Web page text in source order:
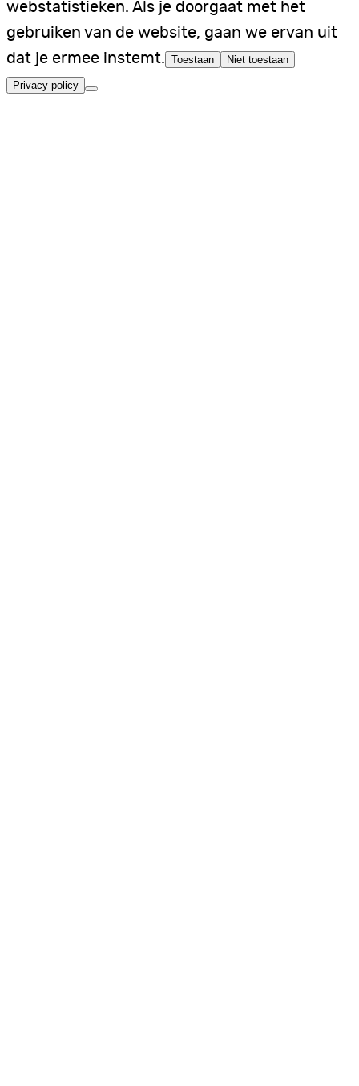
webstatistieken. Als je doorgaat met het
gebruiken van de website, gaan we ervan uit
dat je ermee instemt. Toestaan Niet toestaan
Privacy policy